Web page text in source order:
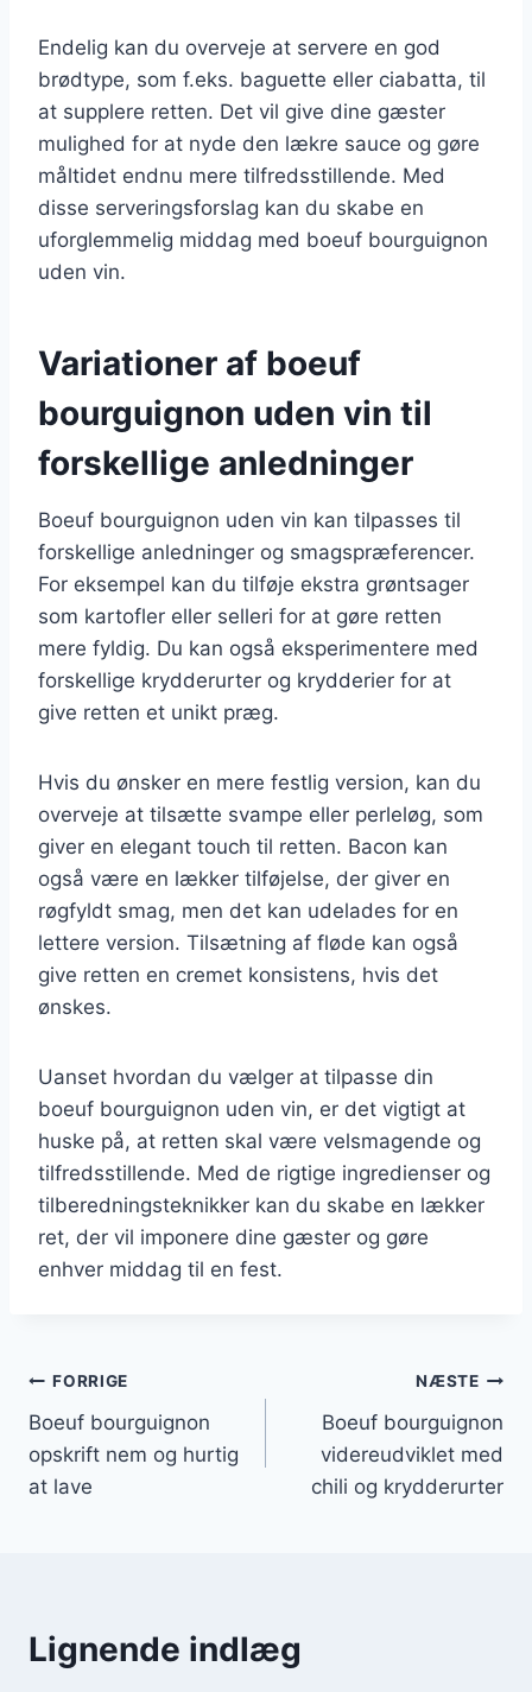
Endelig kan du overveje at servere en god
brødtype, som f.eks. baguette eller ciabatta, til
at supplere retten. Det vil give dine gæster
mulighed for at nyde den lækre sauce og gøre
måltidet endnu mere tilfredsstillende. Med
disse serveringsforslag kan du skabe en
uforglemmelig middag med boeuf bourguignon
uden vin.
Variationer af boeuf
bourguignon uden vin til
forskellige anledninger
Boeuf bourguignon uden vin kan tilpasses til
forskellige anledninger og smagspræferencer.
For eksempel kan du tilføje ekstra grøntsager
som kartofler eller selleri for at gøre retten
mere fyldig. Du kan også eksperimentere med
forskellige krydderurter og krydderier for at
give retten et unikt præg.
Hvis du ønsker en mere festlig version, kan du
overveje at tilsætte svampe eller perleløg, som
giver en elegant touch til retten. Bacon kan
også være en lækker tilføjelse, der giver en
røgfyldt smag, men det kan udelades for en
lettere version. Tilsætning af fløde kan også
give retten en cremet konsistens, hvis det
ønskes.
Uanset hvordan du vælger at tilpasse din
boeuf bourguignon uden vin, er det vigtigt at
huske på, at retten skal være velsmagende og
tilfredsstillende. Med de rigtige ingredienser og
tilberedningsteknikker kan du skabe en lækker
ret, der vil imponere dine gæster og gøre
enhver middag til en fest.
Indlægsnavigation
FORRIGE
Boeuf bourguignon
opskrift nem og hurtig
at lave
NÆSTE
Boeuf bourguignon
videreudviklet med
chili og krydderurter
Lignende indlæg